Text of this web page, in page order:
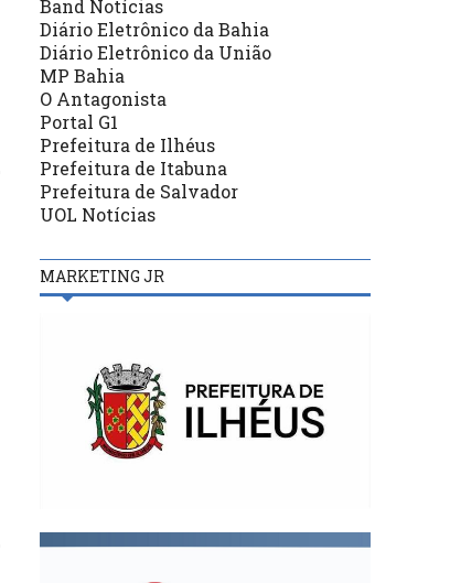
18/11/20
EDITAL DE CONVOCAÇÃO –
Câmara de vereadores de
Ilhéus
Prefeitura entrega
Conselho Municipal
Saúde para fortalecer
Band Notícias
Diário Eletrônico da Bahia
Diário Eletrônico da União
MP Bahia
O Antagonista
Portal G1
Prefeitura de Ilhéus
Prefeitura de Itabuna
Prefeitura de Salvador
UOL Notícias
MARKETING JR